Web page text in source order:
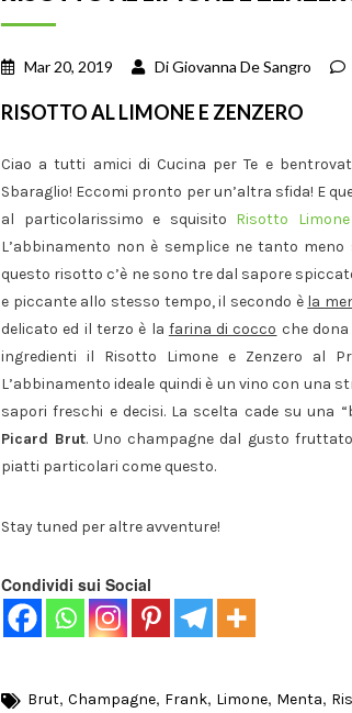
Mar 20, 2019 DiGiovanna De Sangro
RISOTTO AL LIMONE E ZENZERO
Ciao a tutti amici di Cucina per Te e
Sbaraglio! Eccomi pronto per un’altra sfida! E
al particolarissimo e squisito Risotto
L’abbinamento non è semplice ne tanto
questo risotto c’è ne sono tre dal sapore
e piccante allo stesso tempo, il secondo è la
delicato ed il terzo è la farina di cocco che
ingredienti il Risotto Limone e Zenzero al
L’abbinamento ideale quindi è un vino con
sapori freschi e decisi. La scelta cade su una
Picard Brut. Uno champagne dal gusto
piatti particolari come questo.
Stay tuned per altre avventure!
Condividi sui Social
Brut, Champagne, Frank, Limone, Menta,